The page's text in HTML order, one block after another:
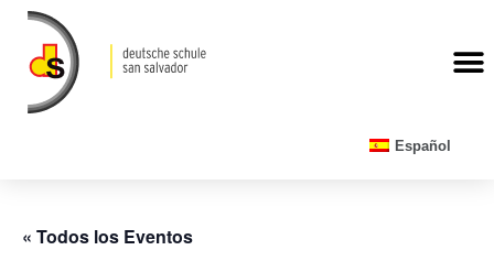
Español
« Todos los Eventos